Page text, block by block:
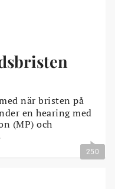
när bristen på
en hearing med
(MP) och
250